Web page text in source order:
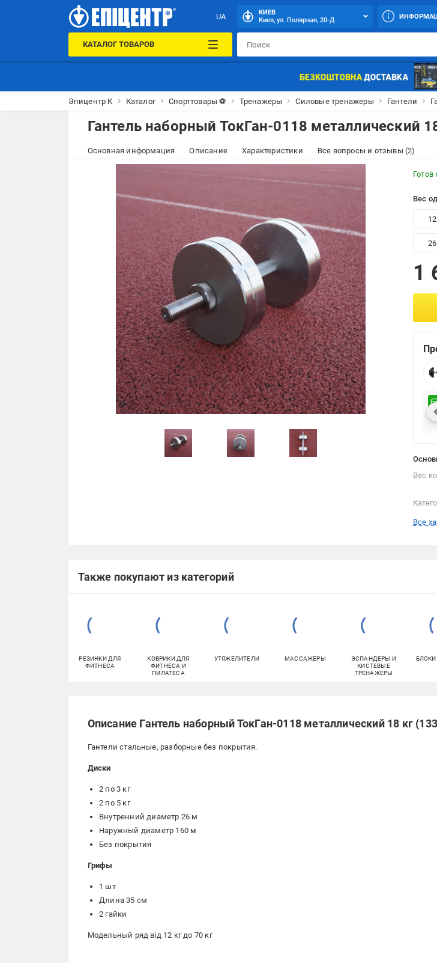
UA
КИЕВ
Киев, ул. Полярная, 20-Д
КАТАЛОГ ТОВАРОВ
Эпицентр К Каталог Спорттовары ⚽ Тренажеры Силовые тренажеры Гантели
Гантель наборный ТокГан-0118 металлический
Основная информация Описание Характеристики Все вопросы и отзывы (2)
Готов
Вес
12
26
1
Вес
Все
Также покупают из категорий
РЕЗИНКИ ДЛЯ
ФИТНЕСА
КОВРИКИ ДЛЯ
ФИТНЕСА И
ПИЛАТЕСА
УТЯЖЕЛИТЕЛИ МАССАЖЕРЫ
ЭСПАНДЕРЫ И
КИСТЕВЫЕ
ТРЕНАЖЕРЫ
Описание Гантель наборный ТокГан-0118 металлический 18 кг
Гантели стальные, разборные без покрытия.
Диски
2 по 3 кг
2 по 5 кг
Внутренний диаметр 26 м
Наружный диаметр 160 м
Без покрытия
Грифы
1 шт
Длина 35 см
2 гайки
Модельный ряд від 12 кг до 70 кг